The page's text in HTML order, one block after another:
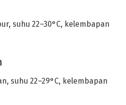
suhu 22–30°C, kelembapan
suhu 22–29°C, kelembapan